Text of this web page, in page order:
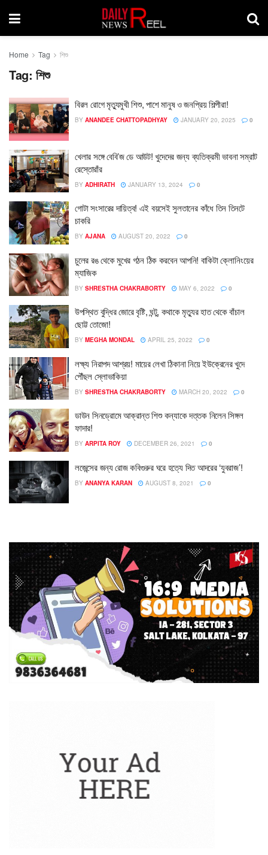
Home Tag শিশু
Tag: শিশু
বিরল রোগে মৃত্যুমুখী শিশু, পাশে মানুষ ও জনপ্রিয় শিল্পীরা!
BY ANANDEE CHATTOPADHYAY JANUARY 20, 2025 0
খেলার সঙ্গে বেবি’জ ডে আউট! খুদেদের জন্য ব্যতিক্রমী ভাবনা সম্রাট
রেস্তোরাঁর
BY ADHIRATH JANUARY 13, 2024 0
গোটা সংসারের দায়িত্ব! এই বয়সেই সুলতানের কাঁধে তিন তিনটে
চাকরি
BY AJANA AUGUST 20, 2022 0
চুলের রঙ থেকে মুখের গঠন ঠিক করবেন আপনি! বাকিটা ক্লোনিংয়ের
ম্যাজিক
BY SHRESTHA CHAKRABORTY MAY 6, 2022 0
উপস্থিত বুদ্ধির জোরে বৃষ্টি, ঘন্টু, কথাকে মৃত্যুর হাত থেকে বাঁচাল
ছোট্ট তোজো!
BY MEGHA MONDAL APRIL 25, 2022 0
লক্ষ্য নিরাপদ আশ্রয়! মায়ের লেখা ঠিকানা নিয়ে ইউক্রেনের খুদে
পৌঁছল স্লোভাকিয়া
BY SHRESTHA CHAKRABORTY MARCH 20, 2022 0
ডাউন সিনড্রোমে আক্রান্ত শিশু কন্যাকে দত্তক নিলেন সিঙ্গল
ফাদার!
BY ARPITA ROY DECEMBER 26, 2021 0
লজেন্সের জন্য রোজ কবিগুরুর ঘরে হত্যে দিত আদরের ‘যুবরাজ’!
BY ANANYA KARAN AUGUST 8, 2021 0